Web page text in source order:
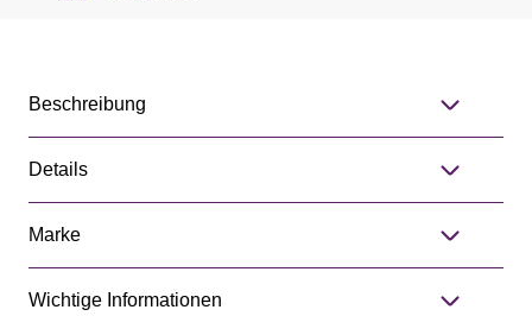
Beschreibung
Details
Marke
Wichtige Informationen